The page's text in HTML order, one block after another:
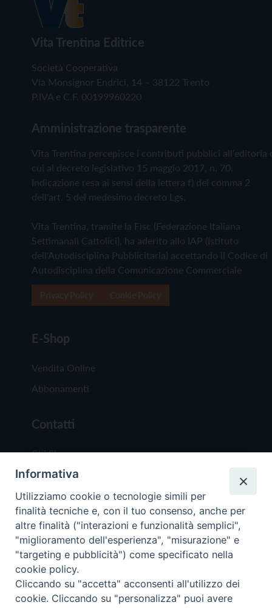
Vita Trentina Editrice
Società Cooperativa
Via Monsignor Endrici, 14 – 38122 Trento
P.IVA e C.F. 00199960220
Amministrazione trasparente
Vita Trentina percepisce i contributi pubblici all'editoria
cui al decreto legislativo 15 maggio 2017, n. 70.
Indicazione resa ai sensi della lettera f) del comma 2
dell'art. 5 del medesimo decreto Lgs.
Vita Trentina, tramite la Fisc (Federazione Italiana
Settimanali Cattolici), ha aderito allo IAP (Istituto
dell'Autodisciplina Pubblicitaria) accettando il Codice di
Autodisciplina della Comunicazione Commerciale
E-Shop
Vendita Online
Abbonamenti
Contatti
Chi Siamo
Redazione
Scrivici
Copyright © 2019 - Tutti i diritti riservati - Vita
Trentina Editrice
Informativa
Utilizziamo cookie o tecnologie simili per
finalità tecniche e, con il tuo consenso, anche per
altre finalità ("interazioni e funzionalità semplici",
"miglioramento dell'esperienza", "misurazione" e
"targeting e pubblicità") come specificato nella
cookie policy.
Cliccando su "accetta" acconsenti all'utilizzo dei
cookie. Cliccando su "personalizza" puoi avere